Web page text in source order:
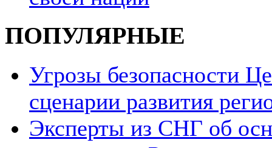
ПОПУЛЯРНЫЕ
Угрозы безопасности
сценарии развития
Эксперты из СНГ об